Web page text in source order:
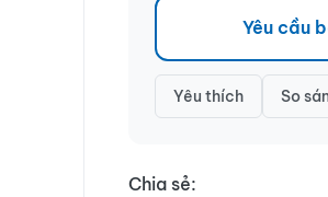
Yêu cầu
Yêu thích So
Chia sẻ: